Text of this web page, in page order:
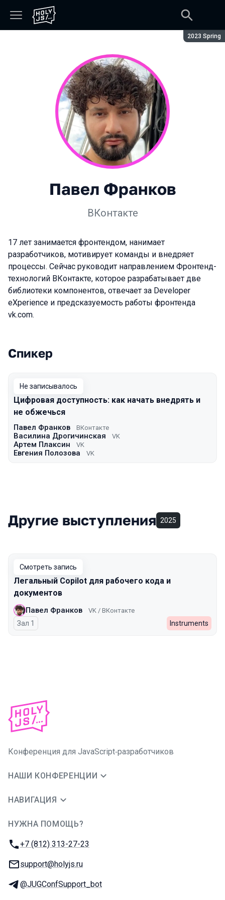
Сезон:
2023 Spring
Павел Франков
ВКонтакте
17 лет занимается фронтендом, нанимает
разработчиков, мотивирует команды и внедряет
процессы. Сейчас руководит направлением Фронтенд-
технологий ВКонтакте, которое разрабатывает две
библиотеки компонентов, отвечает за Developer
eXperience и предсказуемость работы фронтенда
vk.com.
Выступления в сезоне 2023 Spring
Спикер
Не записывалось
Цифровая доступность: как начать внедрять и
не обжечься
Павел Франков ВКонтакте
Василина Дрогичинская VK
Артем Плаксин VK
Евгения Полозова VK
Другие выступления 2025
Смотреть запись
Легальный Copilot для рабочего кода и
документов
Павел Франков VK / ВКонтакте
Зал 1 Instruments
Конференция для JavaScript‑разработчиков
НАШИ КОНФЕРЕНЦИИ
НАВИГАЦИЯ
НУЖНА ПОМОЩЬ?
Телефон:
+7 (812) 313-27-23
E-mail:
support@holyjs.ru
Телеграм:
@JUGConfSupport_bot